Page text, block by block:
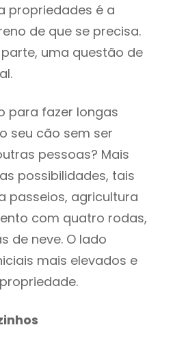
propriedades é a
de que se precisa.
uma questão de
para fazer longas
seu cão sem ser
pessoas? Mais
possibilidades, tais
passeios, agricultura
com quatro rodas,
de neve. O lado
mais elevados e